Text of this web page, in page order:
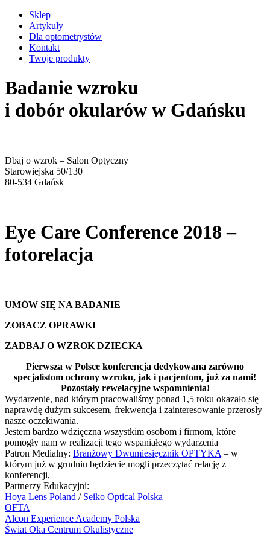
Sklep
Artykuły
Dla optometrystów
Kontakt
Twoje produkty
Badanie wzroku
i dobór okularów w Gdańsku
Dbaj o wzrok – Salon Optyczny
Starowiejska 50/130
80-534 Gdańsk
Eye Care Conference 2018 –
fotorelacja
UMÓW SIĘ NA BADANIE
ZOBACZ OPRAWKI
ZADBAJ O WZROK DZIECKA
Pierwsza w Polsce konferencja dedykowana zarówno
specjalistom ochrony wzroku, jak i pacjentom, już za nami!
Pozostały rewelacyjne wspomnienia!
Wydarzenie, nad którym pracowaliśmy ponad 1,5 roku okazało się
naprawdę dużym sukcesem, frekwencja i zainteresowanie przerosły
nasze oczekiwania.
Jestem bardzo wdzięczna wszystkim osobom i firmom, które
pomogły nam w realizacji tego wspaniałego wydarzenia
Patron Medialny: Branżowy Dwumiesięcznik OPTYKA – w
którym już w grudniu będziecie mogli przeczytać relację z
konferencji,
Partnerzy Edukacyjni:
Hoya Lens Poland / Seiko Optical Polska
OFTA
Alcon Experience Academy Polska
Świat Oka Centrum Okulistyczne